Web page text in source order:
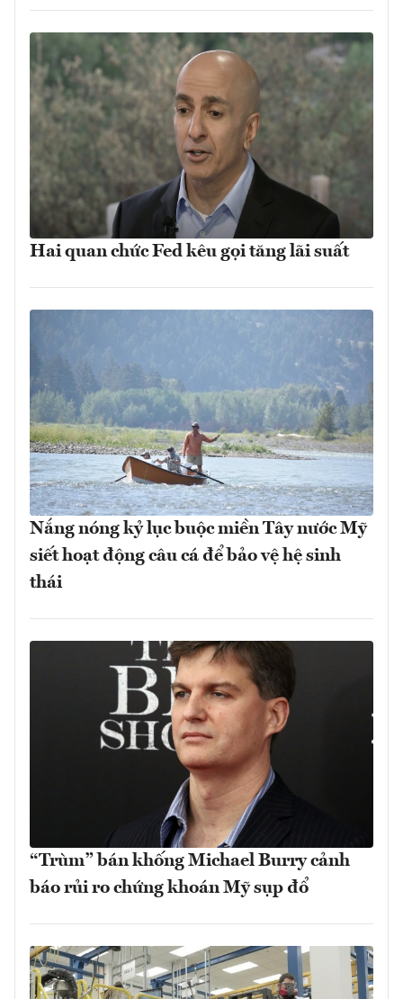
Hai quan chức Fed kêu gọi tăng lãi suất
Nắng nóng kỷ lục buộc miền Tây nước Mỹ
siết hoạt động câu cá để bảo vệ hệ sinh
thái
“Trùm” bán khống Michael Burry cảnh
báo rủi ro chứng khoán Mỹ sụp đổ